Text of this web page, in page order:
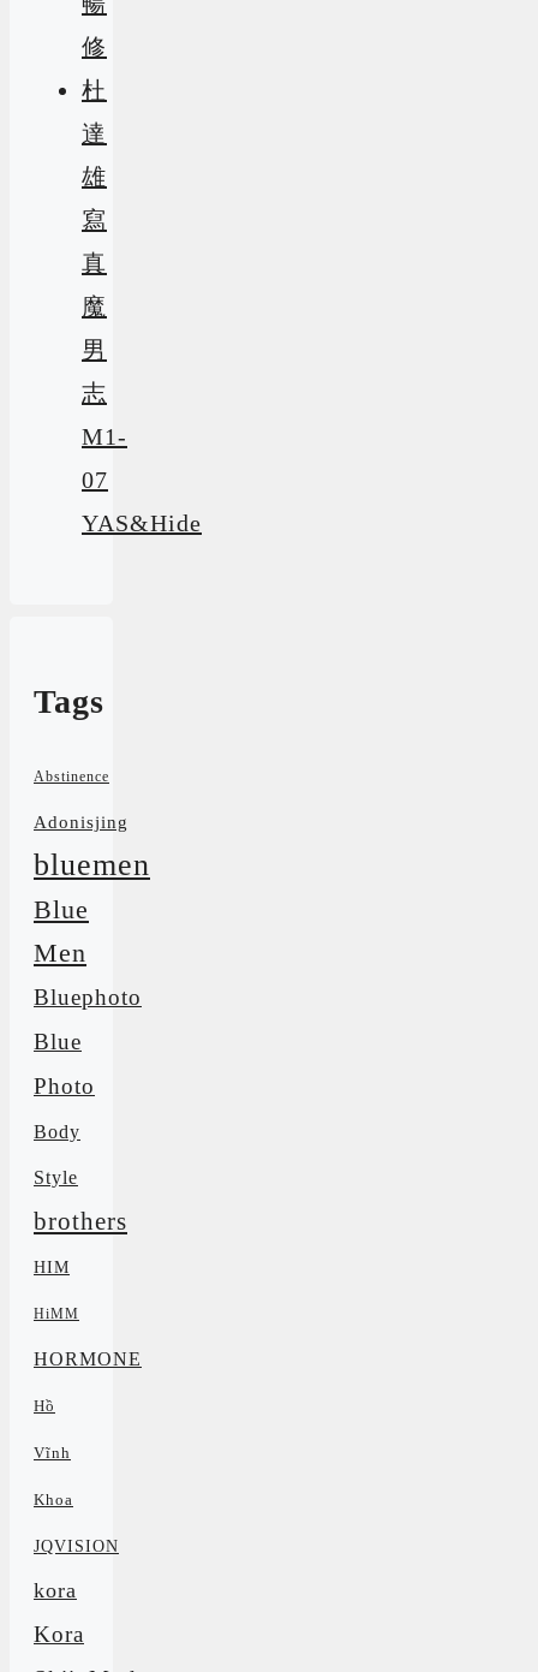
修
杜
達
雄
寫
真
魔
男
志
M1-
07
YAS&Hide
Tags
Abstinence
Adonisjing
bluemen
Blue
Men
Bluephoto
Blue
Photo
Body
Style
brothers
HIM
HiMM
HORMONE
Hồ
Vĩnh
Khoa
JQVISION
kora
Kora